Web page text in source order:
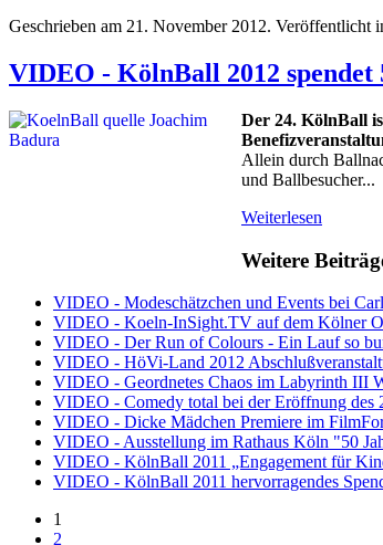
Geschrieben am 21. November 2012. Veröffentlicht
VIDEO - KölnBall 2012
Der 24. KölnBall
Allein durch
und Ballbesucher...
Weiterlesen
Weitere
VIDEO - Modeschätzchen und Events bei
VIDEO - Koeln-InSight.TV auf dem Kölner
VIDEO - Der Run of Colours - Ein Lauf so
VIDEO - HöVi-Land 2012
VIDEO - Geordnetes Chaos im Labyrinth III
VIDEO - Comedy total bei der Eröffnung des
VIDEO - Dicke Mädchen Premiere im
VIDEO - Ausstellung im Rathaus Köln "50
VIDEO - KölnBall 2011 „Engagement für
VIDEO - KölnBall 2011 hervorragendes
1
2